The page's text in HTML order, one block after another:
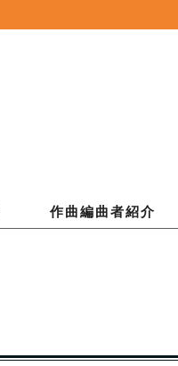
作曲編曲者紹介